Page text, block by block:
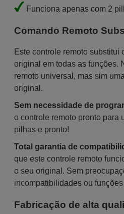
Funciona apenas com 2
Comando Remoto
Este controle remoto substitui
original em todas as funções.
remoto universal, mas sim
original.
Sem necessidade de
o controle remoto pronto para
pilhas e pronto!
Total garantia de
que este controle remoto
o seu original. Sem
incompatibilidades ou
Fabricação de alta